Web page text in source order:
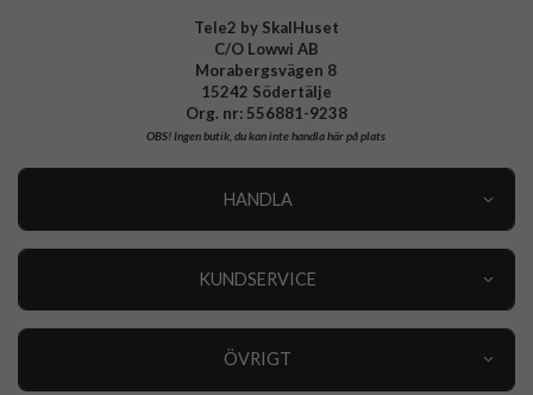
Tele2 by SkalHuset
C/O Lowwi AB
Morabergsvägen 8
15242 Södertälje
Org. nr: 556881-9238
OBS!Ingen butik, du kan inte handla här på plats
HANDLA
KUNDSERVICE
ÖVRIGT